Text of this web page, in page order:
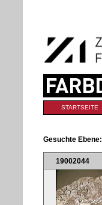
Navigation
Sektionen
STARTSEITE
Gesuchte Ebene:
19002044